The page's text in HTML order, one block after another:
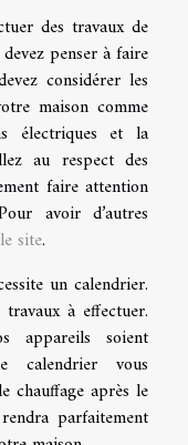
des travaux de
penser à faire
considérer les
maison comme
électriques et la
au respect des
faire attention
avoir d’autres
le site.
un calendrier.
à effectuer.
appareils soient
calendrier vous
chauffage après le
parfaitement